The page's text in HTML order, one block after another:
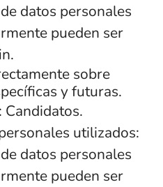
datos personales
pueden ser
sobre
y futuras.
Candidatos.
utilizados:
datos personales
pueden ser